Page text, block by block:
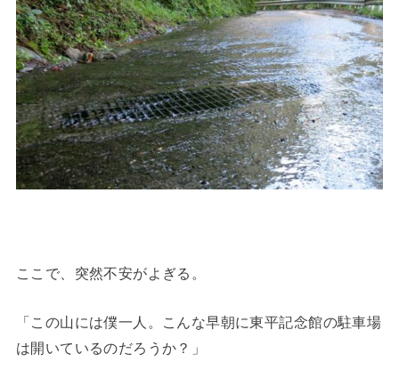
ここで、突然不安がよぎる。
「この山には僕一人。こんな早朝に東平記念館の駐車場
は開いているのだろうか？」